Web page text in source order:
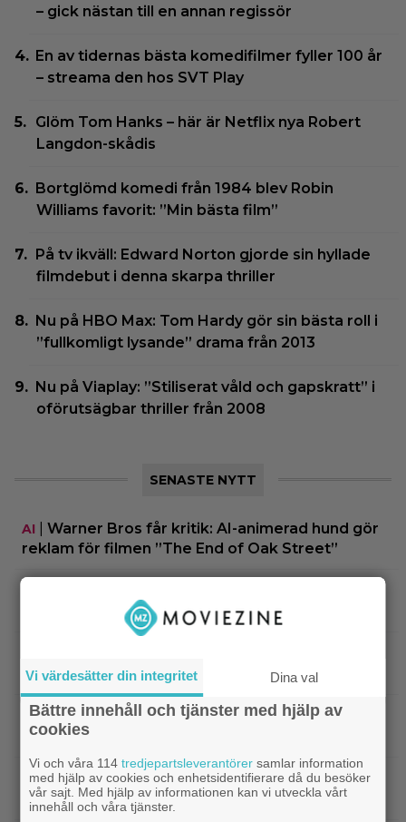
– gick nästan till en annan regissör
En av tidernas bästa komedifilmer fyller 100 år
– streama den hos SVT Play
Glöm Tom Hanks – här är Netflix nya Robert
Langdon-skådis
Bortglömd komedi från 1984 blev Robin
Williams favorit: ”Min bästa film”
På tv ikväll: Edward Norton gjorde sin hyllade
filmdebut i denna skarpa thriller
Nu på HBO Max: Tom Hardy gör sin bästa roll i
”fullkomligt lysande” drama från 2013
Nu på Viaplay: ”Stiliserat våld och gapskratt” i
oförutsägbar thriller från 2008
SENASTE NYTT
AI
Warner Bros får kritik: AI-animerad hund gör
reklam för filmen ”The End of Oak Street”
säsonger – tror skådespelaren bakom Bart
Viaplay: ”Sjuk humor och genialiskt manus”
HBO Max|Nu på HBO Max: Tom Hardy gör sin
bästa roll i ”fullkomligt lysande” drama från 2013
Streamingtips|Kvällens tv-tips: Du kan inte ana
vem som är mördaren i ”Beck” nummer 20
Vi värdesätter din integritet Dina val
Bättre innehåll och tjänster med hjälp av
cookies
Vi och våra 114tredjepartsleverantörer samlar information
med hjälp av cookies och enhetsidentifierare då du besöker
vår sajt. Med hjälp av informationen kan vi utveckla vårt
innehåll och våra tjänster.